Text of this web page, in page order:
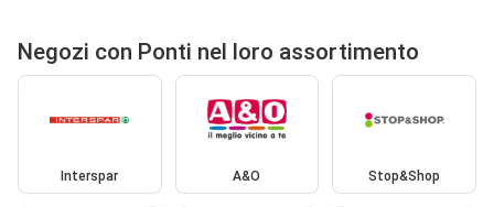
Negozi con Ponti nel loro assortimento
Interspar A&O Stop&Shop